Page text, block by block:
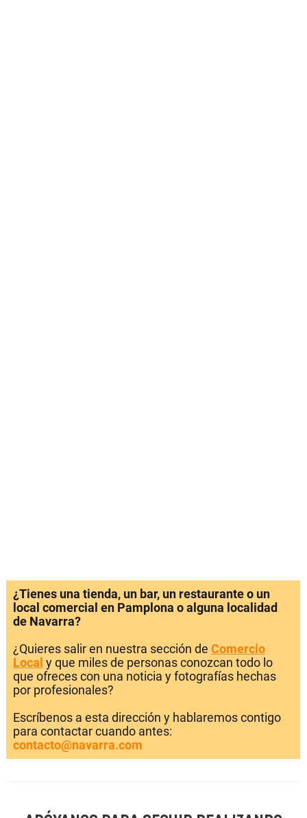
¿Tienes una tienda, un bar, un restaurante o un
local comercial en Pamplona o alguna localidad
de Navarra?
¿Quieres salir en nuestra sección de Comercio
Local y que miles de personas conozcan todo lo
que ofreces con una noticia y fotografías hechas
por profesionales?
Escríbenos a esta dirección y hablaremos contigo
para contactar cuando antes:
contacto@navarra.com